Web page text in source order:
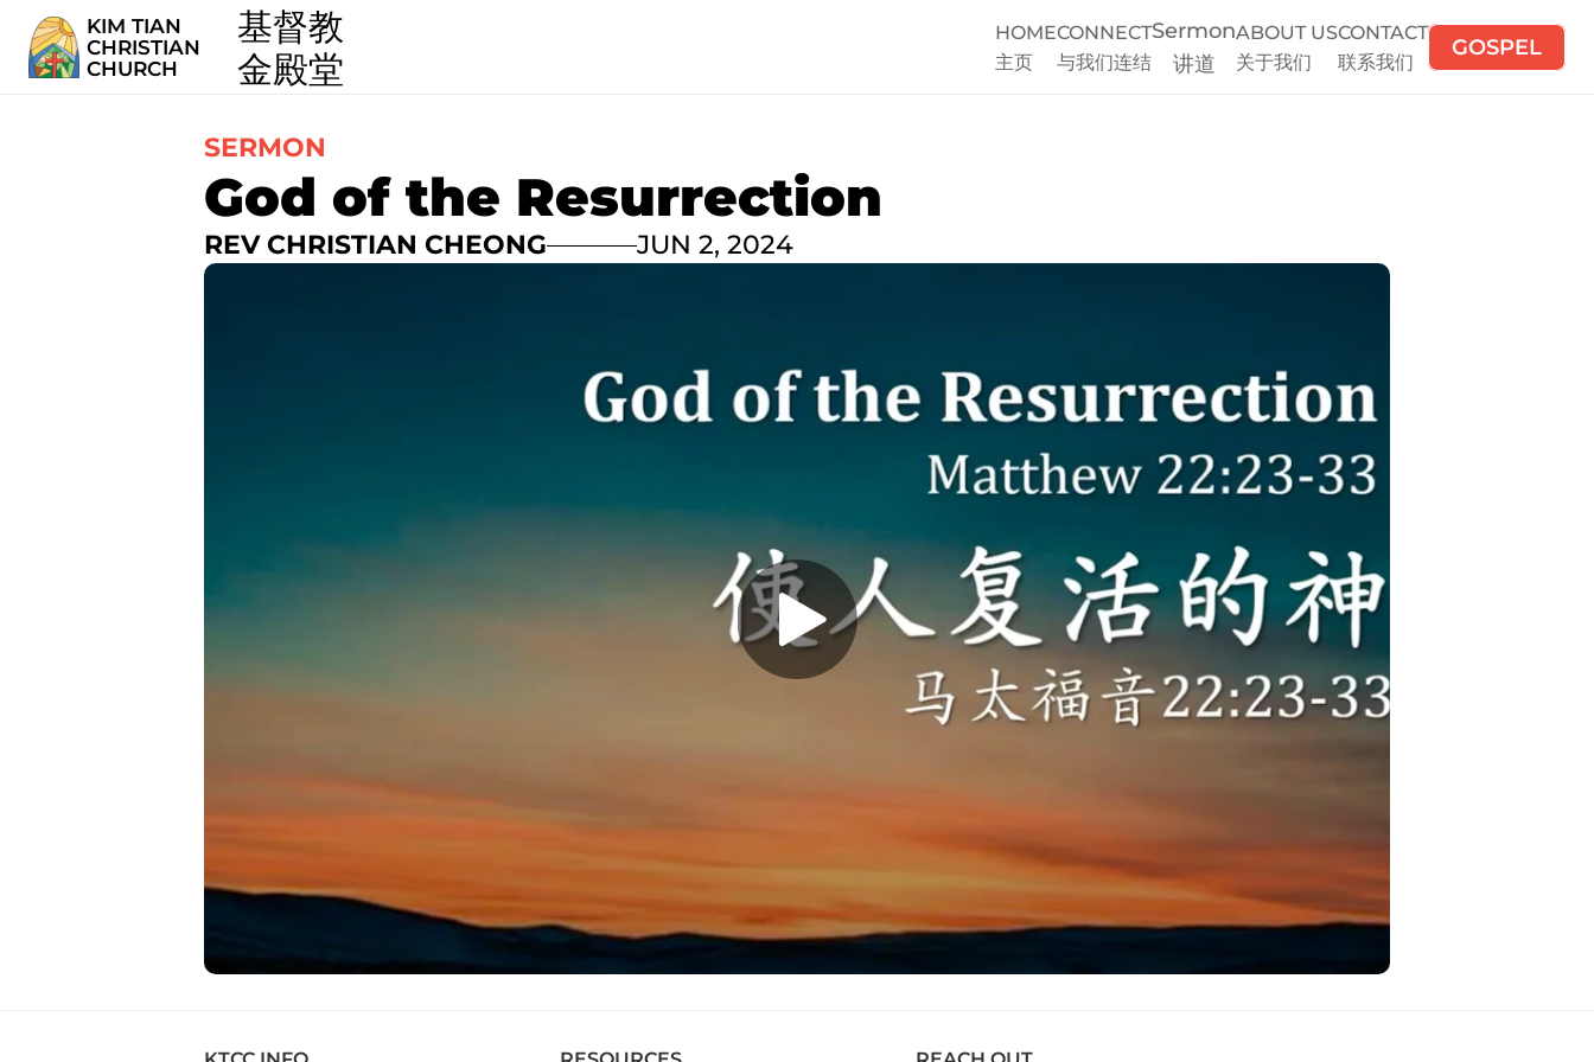
KIM TIAN
CHRISTIAN
CHURCH
  基督教
  金殿堂
HOME
主页
CONNECT
与我们连结
Sermon
讲道
ABOUT US
关于我们
CONTACT
联系我们
GOSPEL
SERMON
God of the Resurrection
REV CHRISTIAN CHEONG JUN 2, 2024